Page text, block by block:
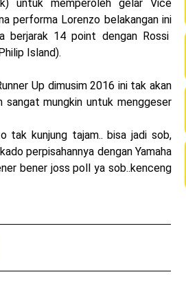
Edition !
dan perdana di tim LCR Honda !
yang cuma ada 2 dikota Medan !
!
KLE500 SE model year 2026 !
untuk memperoleh gelar Vice
performa Lorenzo belakangan ini
berjarak 14 point dengan Rossi
Island).
Up dimusim 2016 ini tak akan
sangat mungkin untuk menggeser
tak kunjung tajam.. bisa jadi sob,
perpisahannya dengan Yamaha
bener joss poll ya sob..kenceng